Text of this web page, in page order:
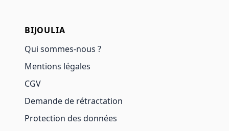
BIJOULIA
Qui sommes-nous ?
Mentions légales
CGV
Demande de rétractation
Protection des données